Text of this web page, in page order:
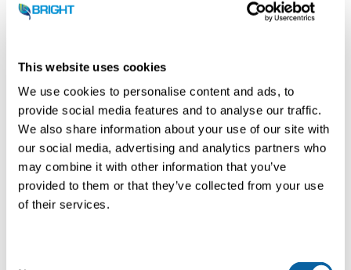
This website uses cookies
We use cookies to personalise content and ads, to
provide social media features and to analyse our traffic.
We also share information about your use of our site with
our social media, advertising and analytics partners who
may combine it with other information that you’ve
provided to them or that they’ve collected from your use
of their services.
alimentar la
Jan-Evert van Veldhoven, manager
Realisatie Waterketen